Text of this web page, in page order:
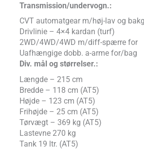
Transmission/undervogn.:
CVT automatgear m/høj-lav og
Drivlinie – 4×4 kardan (turf)
2WD/4WD/4WD m/diff-spærre for
Uafhængige dobb. a-arme for/bag
Div. mål og størrelser.:
Længde – 215 cm
Bredde – 118 cm (AT5)
Højde – 123 cm (AT5)
Frihøjde – 25 cm (AT5)
Tørvægt – 369 kg (AT5)
Lastevne 270 kg
Tank 19 ltr. (AT5)